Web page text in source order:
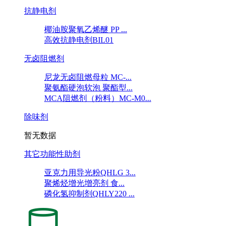
抗静电剂
椰油胺聚氧乙烯醚 PP ...
高效抗静电剂BIL01
无卤阻燃剂
尼龙无卤阻燃母粒 MC-...
聚氨酯硬泡软泡 聚酯型...
MCA阻燃剂（粉料）MC-M0...
除味剂
暂无数据
其它功能性助剂
亚克力用导光粉QHLG 3...
聚烯烃增光增亮剂 食...
磷化氢抑制剂QHLY220 ...